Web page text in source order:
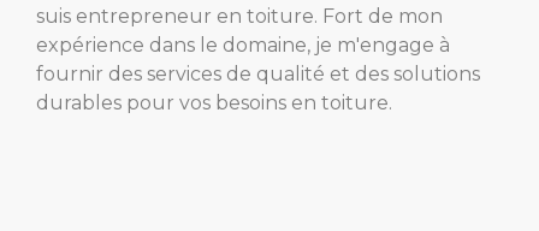
suis entrepreneur en toiture. Fort de mon
expérience dans le domaine, je m'engage à
fournir des services de qualité et des solutions
durables pour vos besoins en toiture.